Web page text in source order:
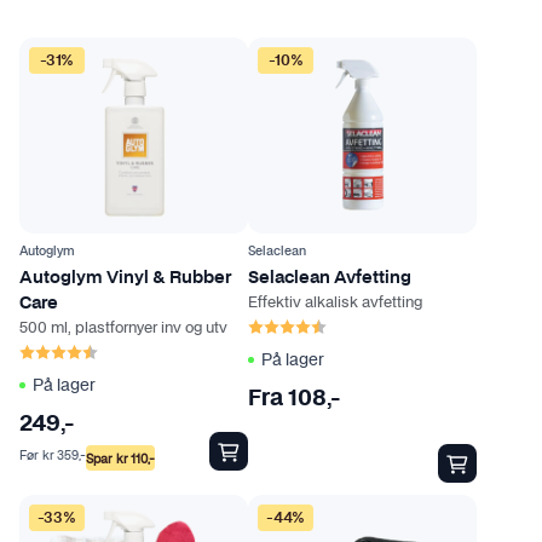
n
p
å
p
r
u
k
-31%
Autoglym
Autoglym Vinyl & Rubber
Care
500 ml, plastfornyer inv og utv
Karakter:
På lager
249,-
Spar kr110,-
Før kr359,-
-10%
Selaclean
Selaclean Avfetting
Effektiv alkalisk avfetting
Karakter:
På lager
Fra 108,-
D
o
d
u
k
t
e
h
-33% -44%